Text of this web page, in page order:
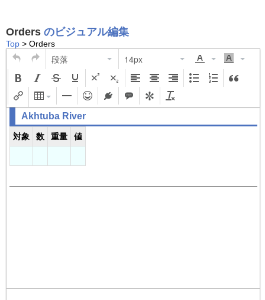
Orders のビジュアル編集
Top > Orders
段落 14px